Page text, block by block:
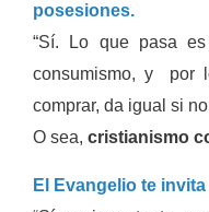
posesiones.
“Sí. Lo que pasa
consumismo, y por
comprar, da igual si
O sea, cristianismo
El Evangelio te